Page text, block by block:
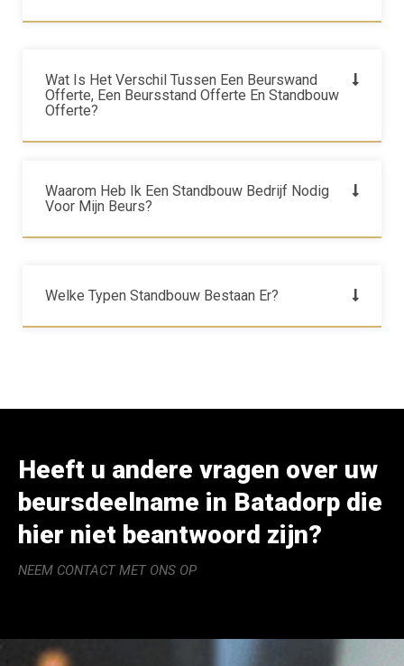
Wat Is Het Verschil Tussen Een Beurswand
Offerte, Een Beursstand Offerte En Standbouw
Offerte?
Waarom Heb Ik Een Standbouw Bedrijf Nodig
Voor Mijn Beurs?
Welke Typen Standbouw Bestaan Er?
Heeft u andere vragen over uw
beursdeelname in Batadorp die
hier niet beantwoord zijn?
NEEM CONTACT MET ONS OP